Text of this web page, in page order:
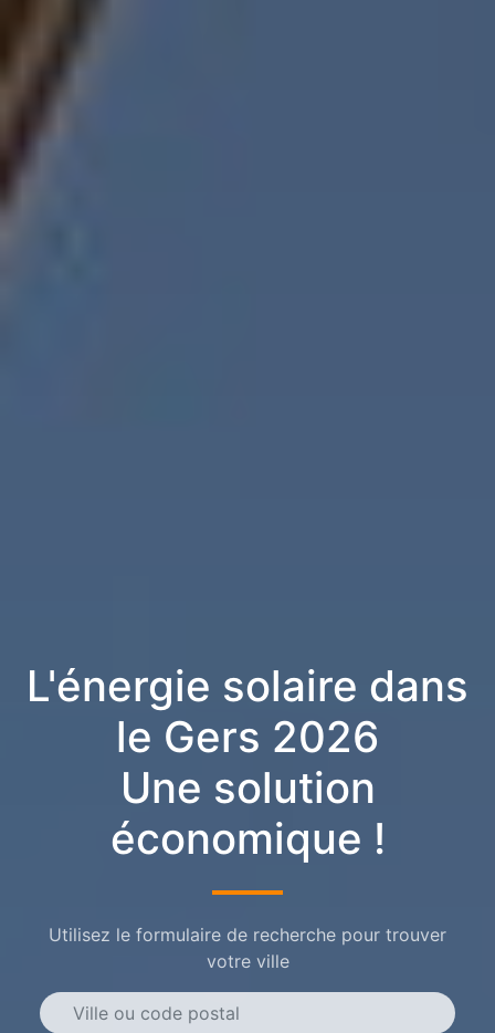
L'énergie solaire dans
le Gers 2026
Une solution
économique !
Utilisez le formulaire de recherche pour trouver
votre ville